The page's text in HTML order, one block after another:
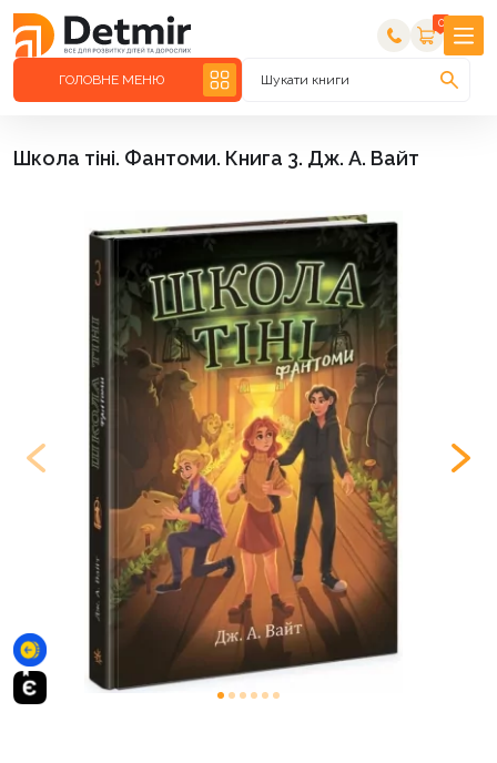
0
ГОЛОВНЕ МЕНЮ Шукати книги
Школа тіні. Фантоми. Книга 3. Дж. А. Вайт